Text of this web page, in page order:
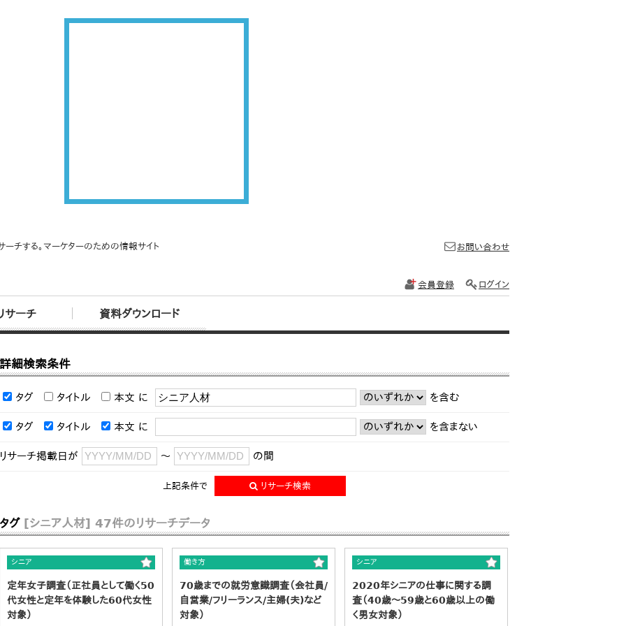
ーチする。マーケターのための情報サイト
サーチ 資料ダウンロード
お問い合わせ
会員登録 ログイン
詳細検索条件
タグ タイトル 本文 に を含む
タグ タイトル 本文 に を含まない
リサーチ掲載日が ～ の間
上記条件で リサーチ検索
タグ [シニア人材] 47件のリサーチデータ
シニア
定年女子調査（正社員として働く50
代女性と定年を体験した60代女性
対象）
働き方
70歳までの就労意識調査（会社員/
自営業/フリーランス/主婦(夫)など
対象）
シニア
2020年シニアの仕事に関する調
査（40歳～59歳と60歳以上の働
く男女対象）